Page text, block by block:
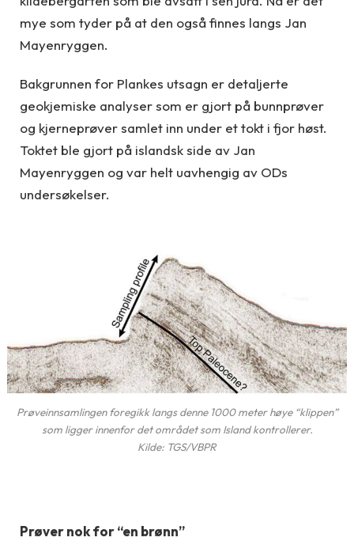
mye som tyder på at den også finnes langs Jan
Mayenryggen.
Bakgrunnen for Plankes utsagn er detaljerte
geokjemiske analyser som er gjort på bunnprøver
og kjerneprøver samlet inn under et tokt i fjor høst.
Toktet ble gjort på islandsk side av Jan
Mayenryggen og var helt uavhengig av ODs
undersøkelser.
Prøveinnsamlingen foregikk langs denne 1000 meter høye “klippen”
som ligger innenfor det området som Island kontrollerer.
Kilde: TGS/VBPR
Prøver nok for “en brønn”